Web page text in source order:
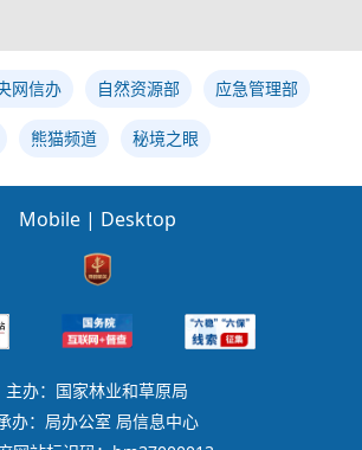
网信办 自然资源部 应急管理部
熊猫频道 秘境之眼
Mobile | Desktop
主办：国家林业和草原局
办：局办公室 局信息中心